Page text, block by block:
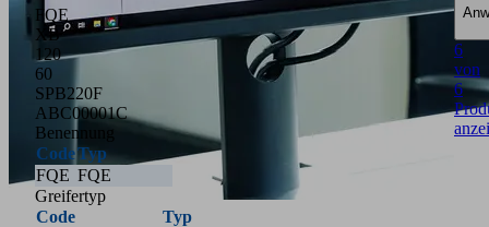
FQE
XB
120
60
SPB220F
ABC00001C
Benennung
CodeTyp
FQE FQE
Greifertyp
Code
Typ
6
von
6